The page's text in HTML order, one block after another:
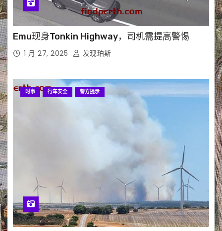
Emu现身Tonkin Highway，司机需提高警惕
1 月 27, 2025 发现珀斯
时事 行车安全 警方提示